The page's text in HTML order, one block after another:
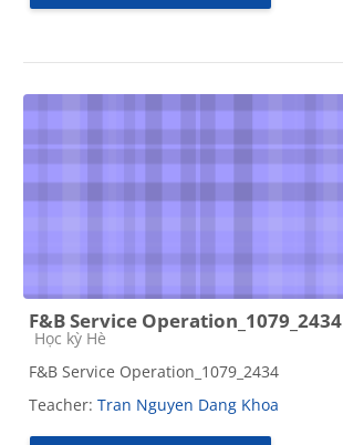
F&B Service Operation_1079_2434
Course category
Học kỳ Hè
F&B Service Operation_1079_2434
Teacher: Tran Nguyen Dang Khoa